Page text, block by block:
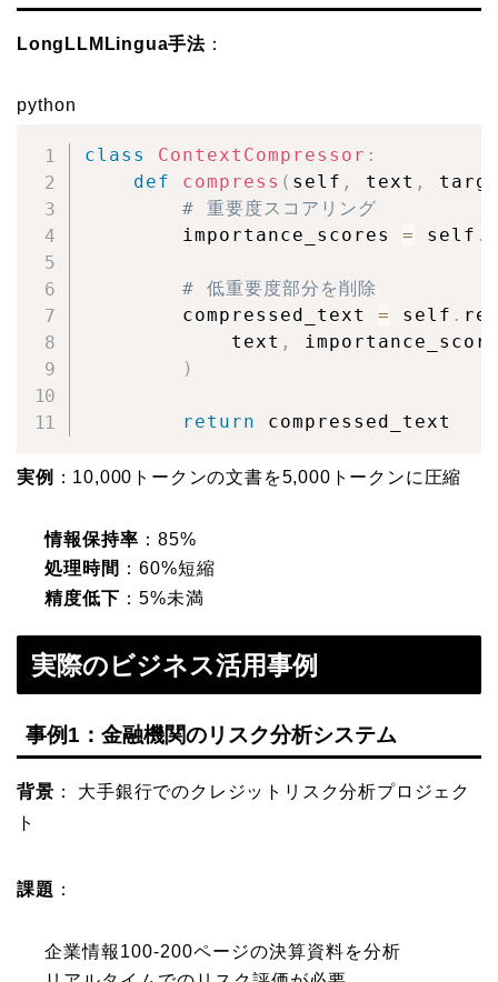
LongLLMLingua手法 ：
python
class ContextCompressor :
def
compress ( self , text ,
# 重要度スコアリング
        importance_scores
= self .
# 低重要度部分を削除
        compressed_text
= self .
            text
,
)
return compressed_text
実例 ：10,000トークンの文書を5,000トークンに圧縮
情報保持率 ：85%
処理時間 ：60%短縮
精度低下 ：5%未満
実際のビジネス活用事例
事例1：金融機関のリスク分析システム
背景 ： 大手銀行でのクレジットリスク分析プロジェク
ト
課題 ：
企業情報100-200ページの決算資料を分析